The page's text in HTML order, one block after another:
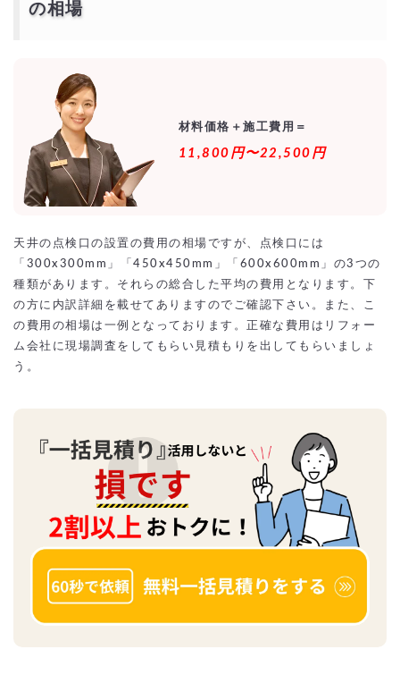
の相場
材料価格＋施工費用＝
11,800円〜22,500円
天井の点検口の設置の費用の相場ですが、点検口には
「300x300mm」「450x450mm」「600x600mm」の3つの
種類があります。それらの総合した平均の費用となります。下
の方に内訳詳細を載せてありますのでご確認下さい。また、こ
の費用の相場は一例となっております。正確な費用はリフォー
ム会社に現場調査をしてもらい見積もりを出してもらいましょ
う。